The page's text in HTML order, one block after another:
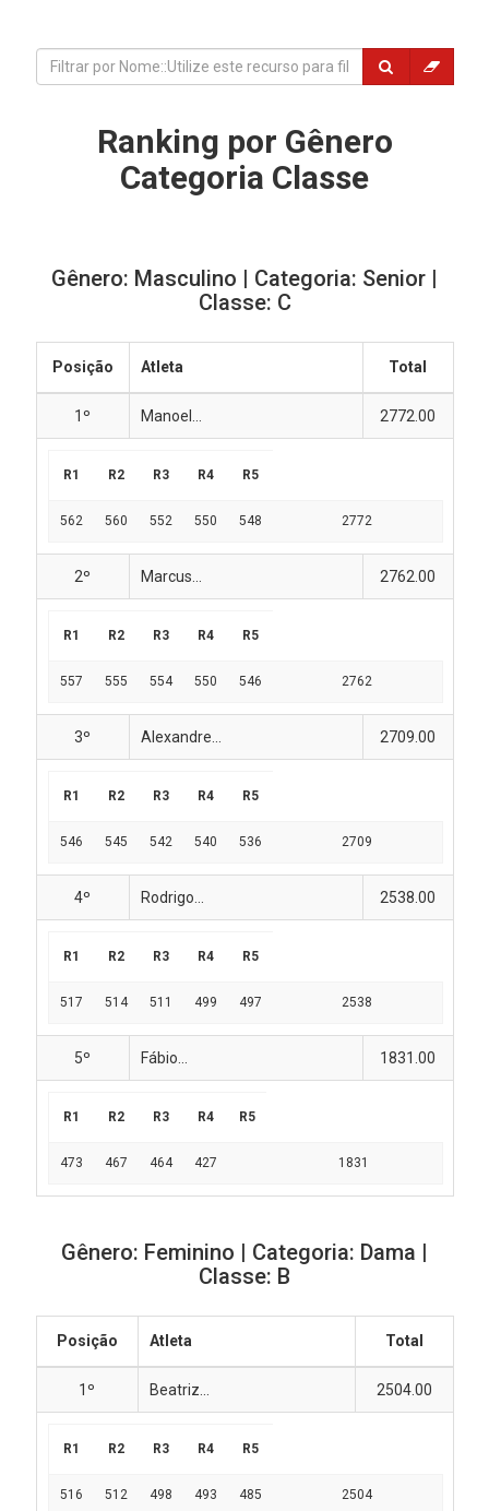
Ranking por Gênero
Categoria Classe
Gênero: Masculino | Categoria: Senior |
Classe: C
Posição Atleta Total
1º Manoel... 2772.00
R1 R2 R3 R4 R5
562 560 552 550 548 2772
2º Marcus... 2762.00
R1 R2 R3 R4 R5
557 555 554 550 546 2762
3º Alexandre... 2709.00
R1 R2 R3 R4 R5
546 545 542 540 536 2709
4º Rodrigo... 2538.00
R1 R2 R3 R4 R5
517 514 511 499 497 2538
5º Fábio... 1831.00
R1 R2 R3 R4 R5
473 467 464 427 1831
Gênero: Feminino | Categoria: Dama |
Classe: B
Posição Atleta Total
1º Beatriz... 2504.00
R1 R2 R3 R4 R5
516 512 498 493 485 2504